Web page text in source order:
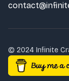
© 2024 Infinite